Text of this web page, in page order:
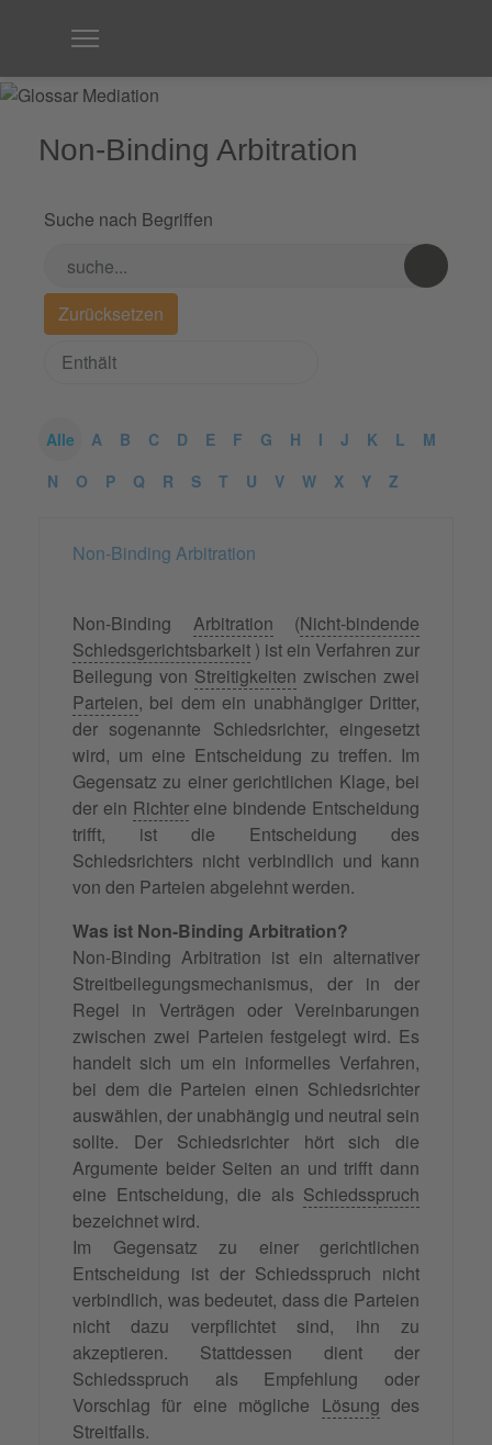
Non-Binding Arbitration
Suche nach Begriffen
Alle A B C D E F G H I J K L
M
N
O P Q R S T U V W X Y Z
Non-Binding Arbitration
Non-Binding Arbitration (Nicht-bindende
Schiedsgerichtsbarkeit ) ist ein Verfahren zur
Beilegung von Streitigkeiten zwischen zwei
Parteien, bei dem ein unabhängiger Dritter,
der sogenannte Schiedsrichter, eingesetzt
wird, um eine Entscheidung zu treffen. Im
Gegensatz zu einer gerichtlichen Klage, bei
der ein Richtereine bindende Entscheidung
trifft, ist die Entscheidung des
Schiedsrichters nicht verbindlich und kann
von den Parteien abgelehnt werden.
Was ist Non-Binding Arbitration?
Non-Binding Arbitration ist ein alternativer
Streitbeilegungsmechanismus, der in der
Regel in Verträgen oder Vereinbarungen
zwischen zwei Parteien festgelegt wird. Es
handelt sich um ein informelles Verfahren,
bei dem die Parteien einen Schiedsrichter
auswählen, der unabhängig und neutral sein
sollte. Der Schiedsrichter hört sich die
Argumente beider Seiten an und trifft dann
eine Entscheidung, die als Schiedsspruch
bezeichnet wird.
Im Gegensatz zu einer gerichtlichen
Entscheidung ist der Schiedsspruch nicht
verbindlich, was bedeutet, dass die Parteien
nicht dazu verpflichtet sind, ihn zu
akzeptieren. Stattdessen dient der
Schiedsspruch als Empfehlung oder
Vorschlag für eine mögliche Lösung des
Streitfalls.